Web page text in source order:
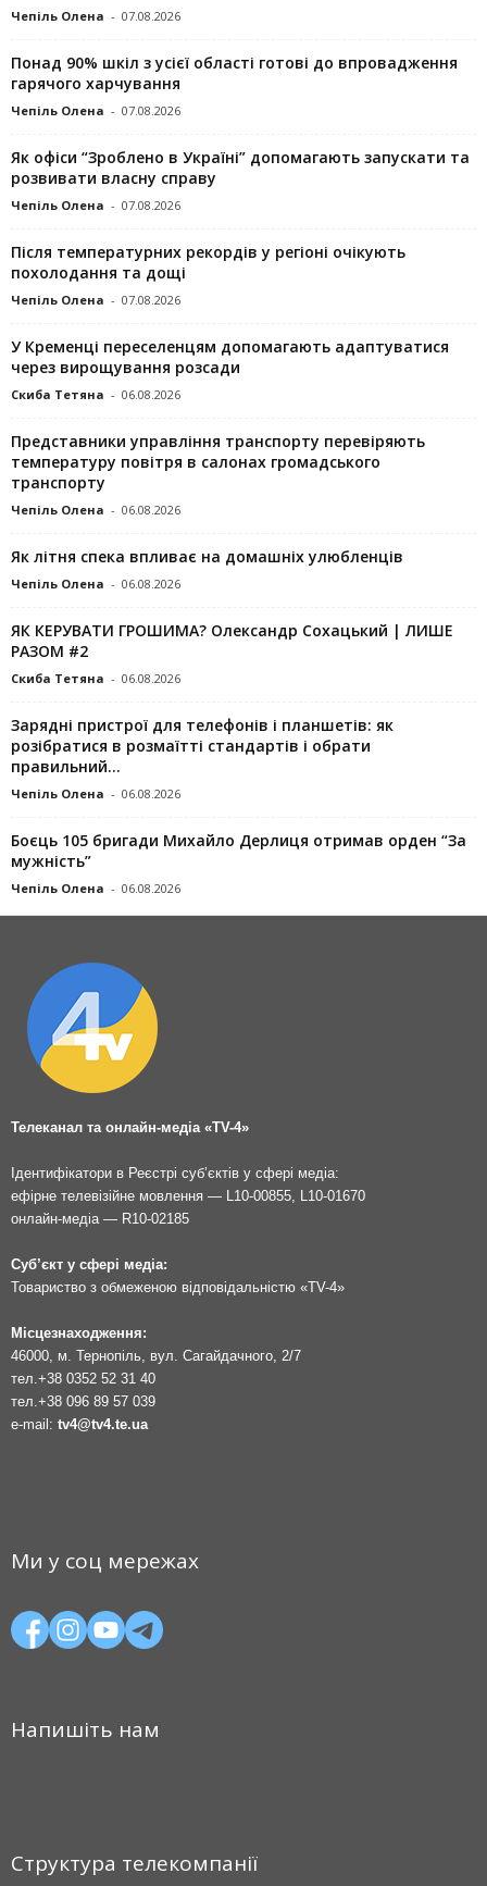
Чепіль Олена - 07.08.2026
Понад 90% шкіл з усієї області готові до впровадження
гарячого харчування
Чепіль Олена - 07.08.2026
Як офіси “Зроблено в Україні” допомагають запускaти та
розвивати власну справу
Чепіль Олена - 07.08.2026
Після температурних рекордів у регіоні очікують
похолодання та дощі
Чепіль Олена - 07.08.2026
У Кременці переселенцям допомагають адаптуватися
через вирощування розсади
Скиба Тетяна - 06.08.2026
Представники управління транспорту перевіряють
температуру повітря в салонах громадського
транспорту
Чепіль Олена - 06.08.2026
Як літня спека впливає на домашніх улюбленців
Чепіль Олена - 06.08.2026
ЯК КЕРУВАТИ ГРОШИМА? Олександр Сохацький | ЛИШЕ
РАЗОМ #2
Скиба Тетяна - 06.08.2026
Зарядні пристрої для телефонів і планшетів: як
розібратися в розмаїтті стандартів і обрати
правильний...
Чепіль Олена - 06.08.2026
Боєць 105 бригади Михайло Дерлиця отримав орден “За
мужність”
Чепіль Олена - 06.08.2026
Телеканал та онлайн-медіа «TV-4»
Ідентифікатори в Реєстрі суб’єктів у сфері медіа:
ефірне телевізійне мовлення — L10-00855, L10-01670
онлайн-медіа — R10-02185
Суб’єкт у сфері медіа:
Товариство з обмеженою відповідальністю «TV-4»
Місцезнаходження:
46000, м. Тернопіль, вул. Сагайдачного, 2/7
тел. +38 0352 52 31 40
тел. +38 096 89 57 039
e-mail: tv4@tv4.te.ua
Ми у соц мережах
Напишіть нам
Структура телекомпанії